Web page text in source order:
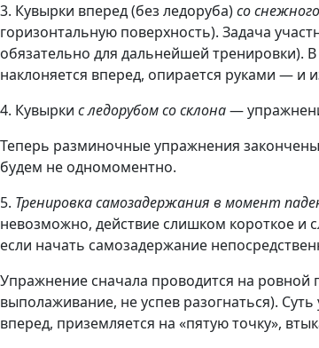
3. Кувырки вперед (без ледоруба)со
горизонтальную поверхность). Задача
обязательно для дальнейшей тренировки).
наклоняется вперед, опирается руками — и
4. Кувырки с ледорубом со склона—
Теперь разминочные упражнения
будем не одномоментно.
5. Тренировка самозадержания в момент
невозможно, действие слишком короткое и
если начать самозадержание
Упражнение сначала проводится на ровной
выполаживание, не успев разогнаться).
вперед, приземляется на «пятую точку»,